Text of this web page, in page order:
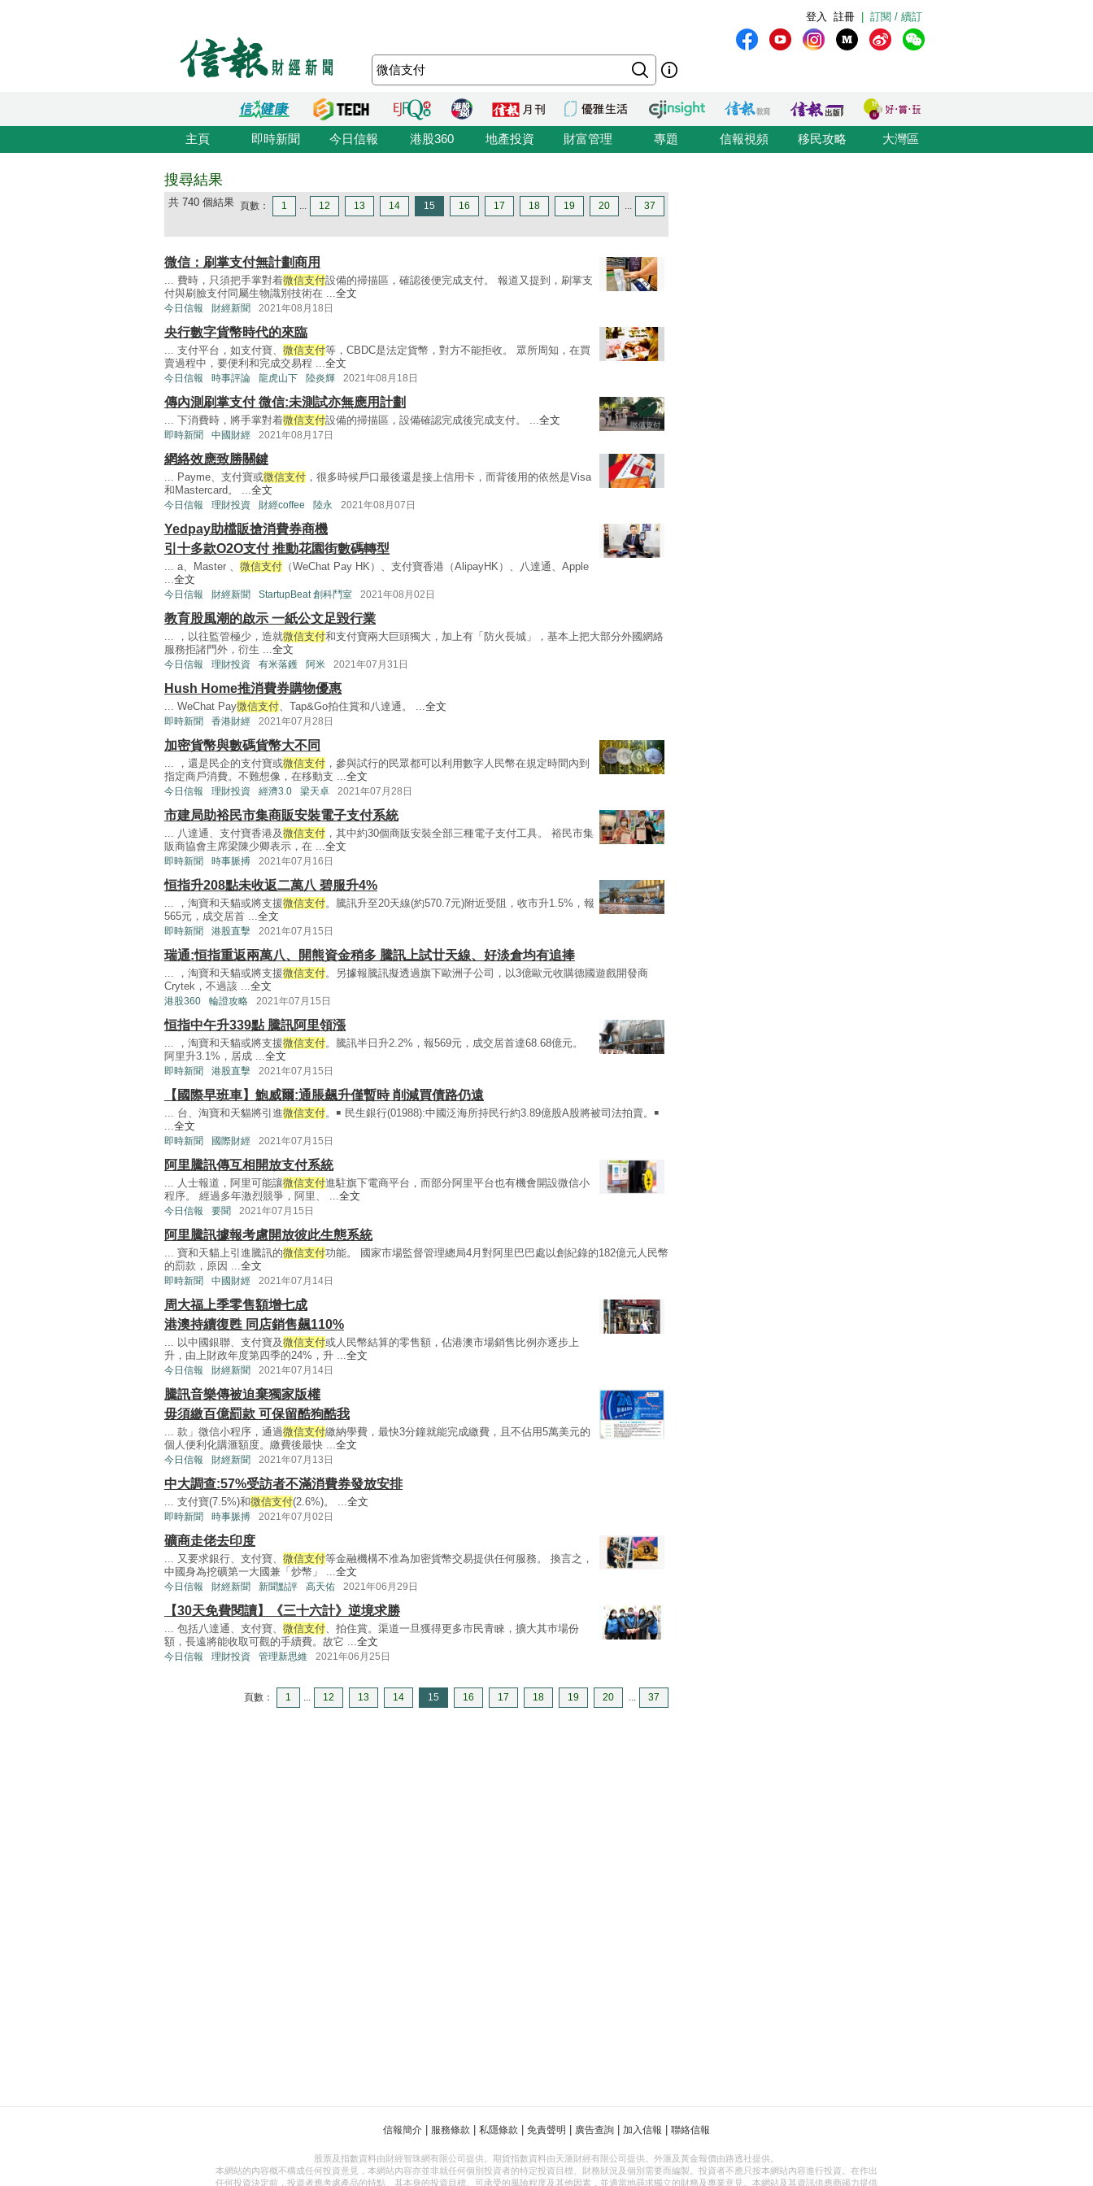
訂閱 / 續訂
註冊
登入
主頁 即時新聞 今日信報 港股360 地產投資 財富管理 專題 信報視頻 移民攻略 大灣區
搜尋結果
共 740 個結果 頁數： 1 ... 12 13 14 15 16 17 18 19 20 ... 37
微信：刷掌支付無計劃商用
... 費時，只須把手掌對着微信支付設備的掃描區，確認後便完成支付。 報道又提到，刷掌支
付與刷臉支付同屬生物識別技術在 ...全文
今日信報 財經新聞 2021年08月18日
央行數字貨幣時代的來臨
... 支付平台，如支付寶、 微信支付等，CBDC是法定貨幣，對方不能拒收。 眾所周知，在買
賣過程中，要便利和完成交易程 ...全文
今日信報 時事評論 龍虎山下 陸炎輝 2021年08月18日
傳內測刷掌支付 微信:未測試亦無應用計劃
... 下消費時，將手掌對着微信支付設備的掃描區，設備確認完成後完成支付。 ...全文
即時新聞 中國財經 2021年08月17日
網絡效應致勝關鍵
... Payme、支付寶或微信支付 ，很多時候戶口最後還是接上信用卡，而背後用的依然是Visa
和Mastercard。 ...全文
今日信報 理財投資 財經coffee 陸永 2021年08月07日
Yedpay助檔販搶消費券商機
引十多款O2O支付 推動花園街數碼轉型
... a、Master 、 微信支付 （WeChat Pay HK）、支付寶香港（AlipayHK）、八達通、Apple
...全文
今日信報 財經新聞 StartupBeat 創科鬥室 2021年08月02日
教育股風潮的啟示 一紙公文足毀行業
... ，以往監管極少，造就微信支付和支付寶兩大巨頭獨大，加上有「防火長城」，基本上把大部分外國網絡
服務拒諸門外，衍生 ...全文
今日信報 理財投資 有米落鑊 阿米 2021年07月31日
Hush Home推消費券購物優惠
... WeChat Pay微信支付、Tap&Go拍住賞和八達通。 ...全文
即時新聞 香港財經 2021年07月28日
加密貨幣與數碼貨幣大不同
... ，還是民企的支付寶或微信支付 ，參與試行的民眾都可以利用數字人民幣在規定時間內到
指定商戶消費。不難想像，在移動支 ...全文
今日信報 理財投資 經濟3.0 梁天卓 2021年07月28日
市建局助裕民市集商販安裝電子支付系統
... 八達通、支付寶香港及微信支付 ，其中約30個商販安裝全部三種電子支付工具。 裕民市集
販商協會主席梁陳少卿表示，在 ...全文
即時新聞 時事脈搏 2021年07月16日
恒指升208點未收返二萬八 碧服升4%
... ，淘寶和天貓或將支援微信支付。騰訊升至20天線(約570.7元)附近受阻，收市升1.5%，報
565元，成交居首 ...全文
即時新聞 港股直擊 2021年07月15日
瑞通:恒指重返兩萬八、開熊資金稍多 騰訊上試廿天線、好淡倉均有追捧
... ，淘寶和天貓或將支援微信支付。另據報騰訊擬透過旗下歐洲子公司，以3億歐元收購德國遊戲開發商
Crytek，不過該 ...全文
港股360 輪證攻略 2021年07月15日
恒指中午升339點 騰訊阿里領漲
... ，淘寶和天貓或將支援微信支付。騰訊半日升2.2%，報569元，成交居首達68.68億元。
阿里升3.1%，居成 ...全文
即時新聞 港股直擊 2021年07月15日
【國際早班車】鮑威爾:通脹飆升僅暫時 削減買債路仍遠
... 台、淘寶和天貓將引進微信支付。￭ 民生銀行(01988):中國泛海所持民行約3.89億股A股將被司法拍賣。￭
...全文
即時新聞 國際財經 2021年07月15日
阿里騰訊傳互相開放支付系統
... 人士報道，阿里可能讓微信支付進駐旗下電商平台，而部分阿里平台也有機會開設微信小
程序。 經過多年激烈競爭，阿里、 ...全文
今日信報 要聞 2021年07月15日
阿里騰訊據報考慮開放彼此生態系統
... 寶和天貓上引進騰訊的微信支付功能。 國家市場監督管理總局4月對阿里巴巴處以創紀錄的182億元人民幣
的罰款，原因 ...全文
即時新聞 中國財經 2021年07月14日
周大福上季零售額增七成
港澳持續復甦 同店銷售飆110%
... 以中國銀聯、支付寶及微信支付或人民幣結算的零售額，佔港澳市場銷售比例亦逐步上
升，由上財政年度第四季的24%，升 ...全文
今日信報 財經新聞 2021年07月14日
騰訊音樂傳被迫棄獨家版權
毋須繳百億罰款 可保留酷狗酷我
... 款」微信小程序，通過微信支付繳納學費，最快3分鐘就能完成繳費，且不佔用5萬美元的
個人便利化購滙額度。繳費後最快 ...全文
今日信報 財經新聞 2021年07月13日
中大調查:57%受訪者不滿消費券發放安排
... 支付寶(7.5%)和微信支付(2.6%)。 ...全文
即時新聞 時事脈搏 2021年07月02日
礦商走佬去印度
... 又要求銀行、支付寶、 微信支付等金融機構不准為加密貨幣交易提供任何服務。 換言之，
中國身為挖礦第一大國兼「炒幣」 ...全文
今日信報 財經新聞 新聞點評 高天佑 2021年06月29日
【30天免費閱讀】《三十六計》逆境求勝
... 包括八達通、支付寶、 微信支付、拍住賞。渠道一旦獲得更多市民青睞，擴大其巿場份
額，長遠將能收取可觀的手續費。故它 ...全文
今日信報 理財投資 管理新思維 2021年06月25日
頁數： 1 ... 12 13 14 15 16 17 18 19 20 ... 37
信報簡介 服務條款 私隱條款 免責聲明 廣告查詢 加入信報 聯絡信報
股票及指數資料由財經智珠網有限公司提供。期貨指數資料由天滙財經有限公司提供。外滙及黃金報價由路透社提供。
本網站的內容概不構成任何投資意見，本網站內容亦並非就任何個別投資者的特定投資目標、財務狀況及個別需要而編製。投資者不應只按本網站內容進行投資。在作出
任何投資決定前，投資者應考慮產品的特點、其本身的投資目標、可承受的風險程度及其他因素，並適當地尋求獨立的財務及專業意見。本網站及其資訊供應商竭力提供